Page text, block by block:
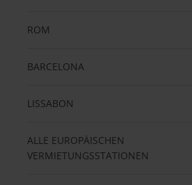
ROM
BARCELONA
LISSABON
ALLE EUROPÄISCHEN
VERMIETUNGSSTATIONEN